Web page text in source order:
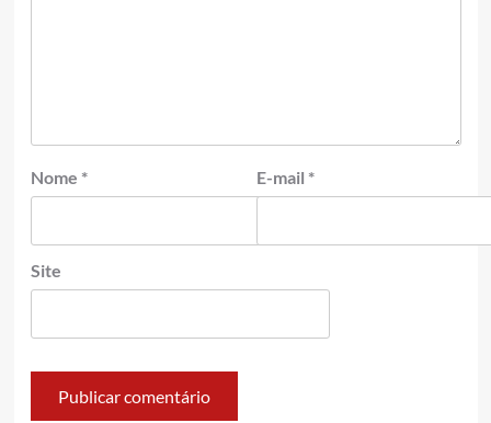
Nome * E-mail *
Site